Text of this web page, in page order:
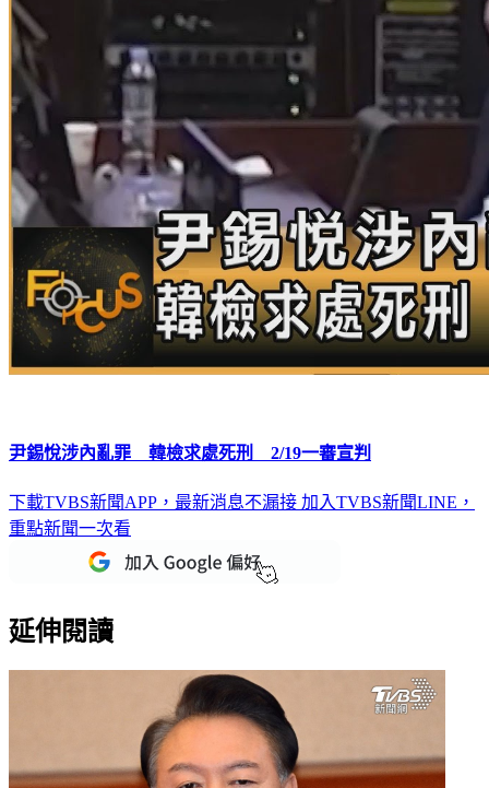
尹錫悅涉內亂罪 韓檢求處死刑 2/19一審宣判
下載TVBS新聞APP，最新消息不漏接 加入TVBS新聞LINE，
重點新聞一次看
延伸閱讀